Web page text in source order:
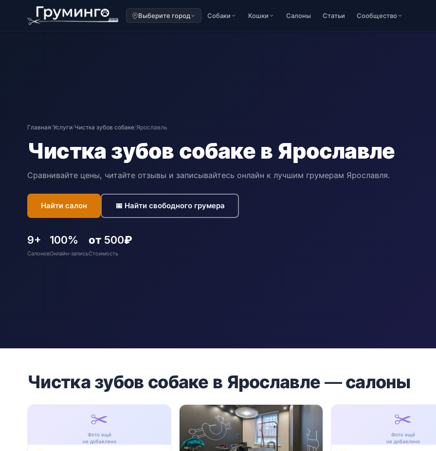
Выберите город Собаки Кошки Салоны Статьи Сообщество
Главная/Услуги/Чистка зубов собаке/Ярославль
Чистка зубов собаке в Ярославле
Сравнивайте цены, читайте отзывы и записывайтесь онлайн к лучшим грумерам Ярославля.
Найти салон 📅 Найти свободного грумера
9+
Салонов
100%
Онлайн-запись
от 500₽
Стоимость
Чистка зубов собаке в Ярославле — салоны
✂️
Фото ещё
не добавлено
✂️
Фото ещё
не добавлено